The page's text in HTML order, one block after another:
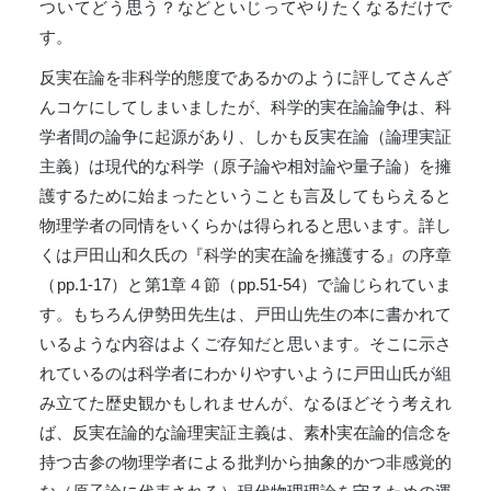
ついてどう思う？などといじってやりたくなるだけで
す。
反実在論を非科学的態度であるかのように評してさんざ
んコケにしてしまいましたが、科学的実在論論争は、科
学者間の論争に起源があり、しかも反実在論（論理実証
主義）は現代的な科学（原子論や相対論や量子論）を擁
護するために始まったということも言及してもらえると
物理学者の同情をいくらかは得られると思います。詳し
くは戸田山和久氏の『科学的実在論を擁護する』の序章
（pp.1-17）と第1章４節（pp.51-54）で論じられていま
す。もちろん伊勢田先生は、戸田山先生の本に書かれて
いるような内容はよくご存知だと思います。そこに示さ
れているのは科学者にわかりやすいように戸田山氏が組
み立てた歴史観かもしれませんが、なるほどそう考えれ
ば、反実在論的な論理実証主義は、素朴実在論的信念を
持つ古参の物理学者による批判から抽象的かつ非感覚的